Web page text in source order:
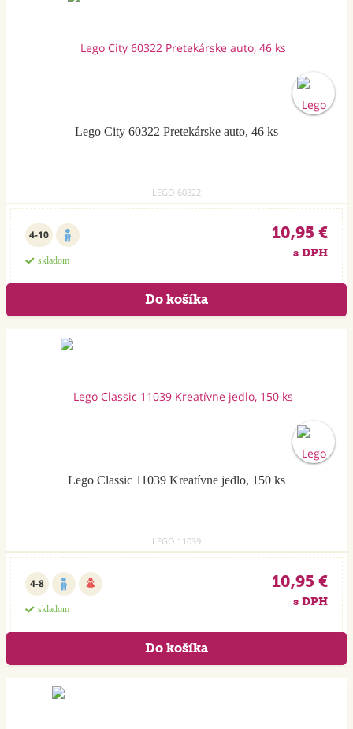
Lego City 60322 Pretekárske auto, 46 ks
LEGO.60322
4-10
skladom
10,95 €
s DPH
Lego Classic 11039 Kreatívne jedlo, 150 ks
LEGO.11039
4-8
skladom
10,95 €
s DPH